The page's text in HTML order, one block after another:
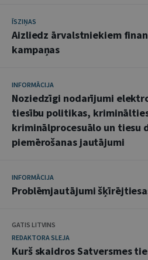
ĪSZIŅAS
Aizliedz ārvalstniekiem
kampaņas
INFORMĀCIJA
Noziedzīgi nodarījumi
tiesību politikas,
kriminālprocesuālo un tiesu
piemērošanas jautājumi
INFORMĀCIJA
Problēmjautājumi
GATIS LITVINS
REDAKTORA SLEJA
Kurš skaidros Satversmes